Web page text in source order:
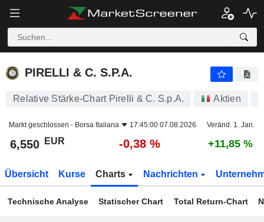
PIRELLI & C. S.P.A.
PIRELLI & C. S.P.A.
Relative Stärke-Chart Pirelli & C. S.p.A. Aktien
Markt geschlossen - Borsa Italiana 17:45:00 07.08.2026 Veränd. 1. Jan.
6,550 EUR -0,38 % +11,85 %
Übersicht Kurse Charts Nachrichten
Technische Analyse Statischer Chart Total Return-Chart